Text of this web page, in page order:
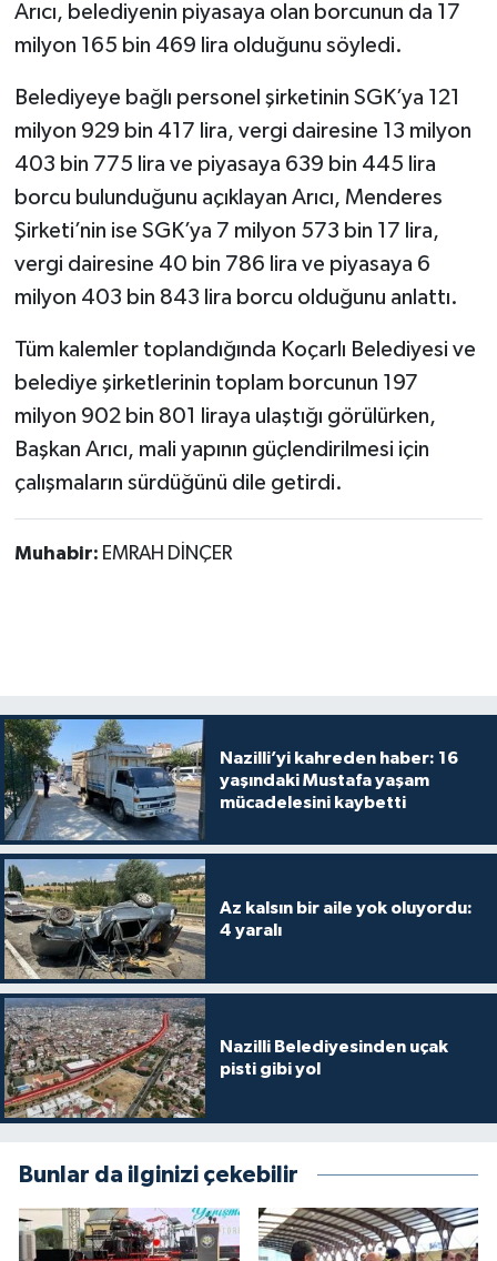
Arıcı, belediyenin piyasaya olan borcunun da 17
milyon 165 bin 469 lira olduğunu söyledi.
Belediyeye bağlı personel şirketinin SGK’ya 121
milyon 929 bin 417 lira, vergi dairesine 13 milyon
403 bin 775 lira ve piyasaya 639 bin 445 lira
borcu bulunduğunu açıklayan Arıcı, Menderes
Şirketi’nin ise SGK’ya 7 milyon 573 bin 17 lira,
vergi dairesine 40 bin 786 lira ve piyasaya 6
milyon 403 bin 843 lira borcu olduğunu anlattı.
Tüm kalemler toplandığında Koçarlı Belediyesi ve
belediye şirketlerinin toplam borcunun 197
milyon 902 bin 801 liraya ulaştığı görülürken,
Başkan Arıcı, mali yapının güçlendirilmesi için
çalışmaların sürdüğünü dile getirdi.
Muhabir: EMRAH DİNÇER
Nazilli’yi kahreden haber: 16
yaşındaki Mustafa yaşam
mücadelesini kaybetti
Az kalsın bir aile yok oluyordu:
4 yaralı
Nazilli Belediyesinden uçak
pisti gibi yol
Bunlar da ilginizi çekebilir